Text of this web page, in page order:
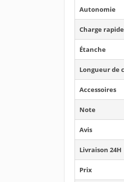
Autonomie
Charge rapide
Étanche
Longueur de
Accessoires
Note
Avis
Livraison 24H
Prix